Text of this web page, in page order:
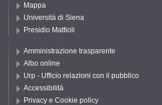
Mappa
Università di Siena
Presidio Mattioli
Amministrazione trasparente
Albo online
Urp - Ufficio relazioni con il pubblico
Accessibilità
Privacy e Cookie policy